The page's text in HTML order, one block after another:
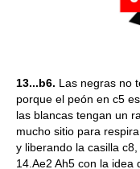
13...b6. Las negras no
porque el peón en c5
las blancas tengan un
mucho sitio para
y liberando la casilla
14.Ae2 Ah5 con la idea